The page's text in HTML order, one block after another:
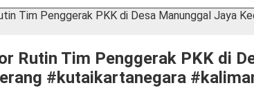
Tim Penggerak PKK di Desa Manunggal Jaya
Rutin Tim Penggerak PKK di
#kutaikartanegara